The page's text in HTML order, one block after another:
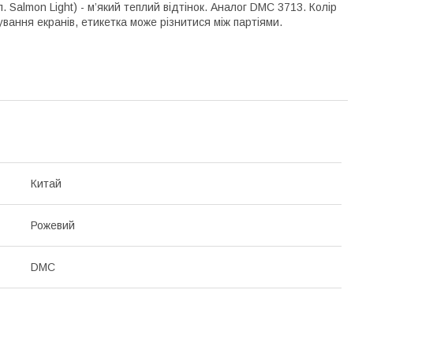
Light) - м’який теплий відтінок. Аналог DMC 3713. Колір
екранів, етикетка може різнитися між партіями.
Китай
Рожевий
DMC